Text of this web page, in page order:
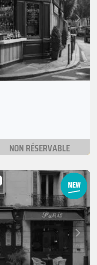
Suivant
NON RÉSERVABLE
Suivant